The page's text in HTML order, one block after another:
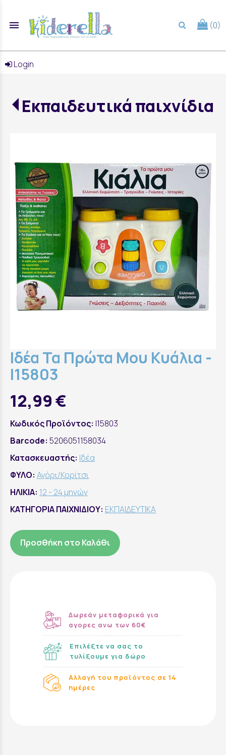
menu (0)
Login
Εκπαιδευτικά παιχνίδια
Ιδέα Τα Πρώτα Μου Κυάλια -
I15803
12,99 €
Κωδικός Προϊόντος: I15803
Barcode: 5206051158034
Κατασκευαστής: Ιδέα
ΦΥΛΟ: Αγόρι/Κορίτσι
ΗΛΙΚΙΑ: 12 - 24 μηνών
ΚΑΤΗΓΟΡΙΑ ΠΑΙΧΝΙΔΙΟΥ: ΕΚΠΑΙΔΕΥΤΙΚΑ
Προσθήκη στο Καλάθι
Δωρεάν μεταφορικά για
αγορες ανω των 60€
Επιλέξτε να σας το
τυλίξουμε για δώρο
Αλλαγή του προϊόντος σε 14
ημέρες